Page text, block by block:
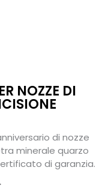
NOZZE DI
di nozze
minerale quarzo
di garanzia.